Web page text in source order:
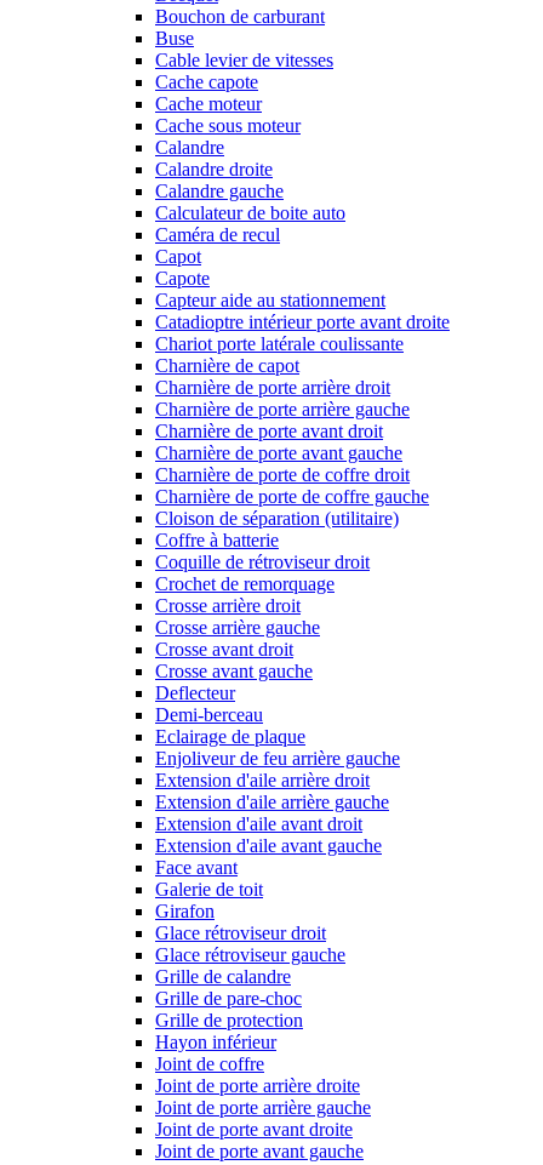
Bouchon de carburant
Buse
Cable levier de vitesses
Cache capote
Cache moteur
Cache sous moteur
Calandre
Calandre droite
Calandre gauche
Calculateur de boite auto
Caméra de recul
Capot
Capote
Capteur aide au stationnement
Catadioptre intérieur porte avant droite
Chariot porte latérale coulissante
Charnière de capot
Charnière de porte arrière droit
Charnière de porte arrière gauche
Charnière de porte avant droit
Charnière de porte avant gauche
Charnière de porte de coffre droit
Charnière de porte de coffre gauche
Cloison de séparation (utilitaire)
Coffre à batterie
Coquille de rétroviseur droit
Crochet de remorquage
Crosse arrière droit
Crosse arrière gauche
Crosse avant droit
Crosse avant gauche
Deflecteur
Demi-berceau
Eclairage de plaque
Enjoliveur de feu arrière gauche
Extension d'aile arrière droit
Extension d'aile arrière gauche
Extension d'aile avant droit
Extension d'aile avant gauche
Face avant
Galerie de toit
Girafon
Glace rétroviseur droit
Glace rétroviseur gauche
Grille de calandre
Grille de pare-choc
Grille de protection
Hayon inférieur
Joint de coffre
Joint de porte arrière droite
Joint de porte arrière gauche
Joint de porte avant droite
Joint de porte avant gauche